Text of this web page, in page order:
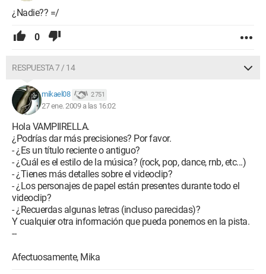
¿Nadie?? =/
0
RESPUESTA 7 / 14
mikael08 2 751
27 ene. 2009 a las 16:02
Hola VAMPIIRELLA.
¿Podrías dar más precisiones? Por favor.
- ¿Es un título reciente o antiguo?
- ¿Cuál es el estilo de la música? (rock, pop, dance, rnb, etc...)
- ¿Tienes más detalles sobre el videoclip?
- ¿Los personajes de papel están presentes durante todo el
videoclip?
- ¿Recuerdas algunas letras (incluso parecidas)?
Y cualquier otra información que pueda ponernos en la pista.
--
Afectuosamente, Mika